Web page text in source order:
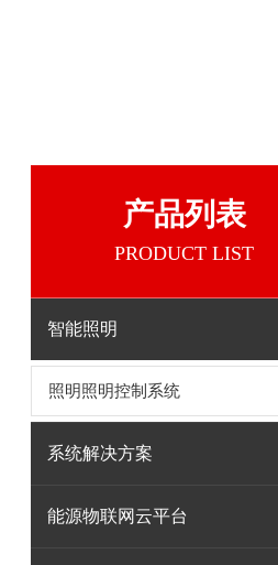
产品列表
PRODUCT LIST
智能照明
照明照明控制系统
系统解决方案
能源物联网云平台